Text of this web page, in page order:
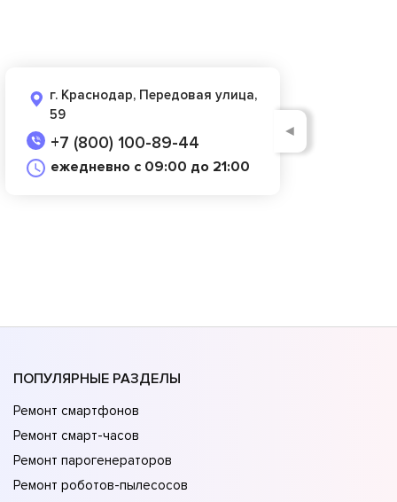
г. Краснодар, Передовая улица,
59
+7 (800) 100-89-44
ежедневно с 09:00 до 21:00
◄
ПОПУЛЯРНЫЕ РАЗДЕЛЫ
Ремонт смартфонов
Ремонт смарт-часов
Ремонт парогенераторов
Ремонт роботов-пылесосов